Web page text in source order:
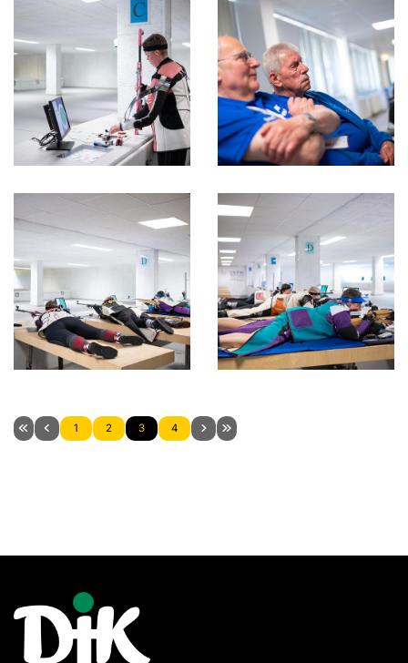
1 2 3 4
Zurück zum DJK Sportverband